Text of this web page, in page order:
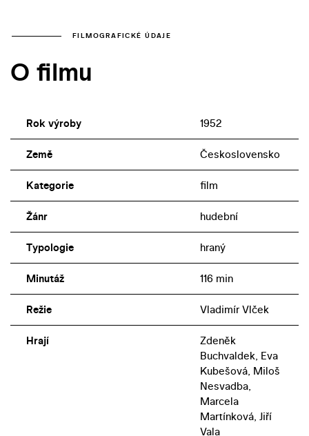
FILMOGRAFICKÉ ÚDAJE
O filmu
Rok výroby 1952
Země Československo
Kategorie film
Žánr hudební
Typologie hraný
Minutáž 116 min
Režie Vladimír Vlček
Hrají
Zdeněk
Buchvaldek, Eva
Kubešová, Miloš
Nesvadba,
Marcela
Martínková, Jiří
Vala